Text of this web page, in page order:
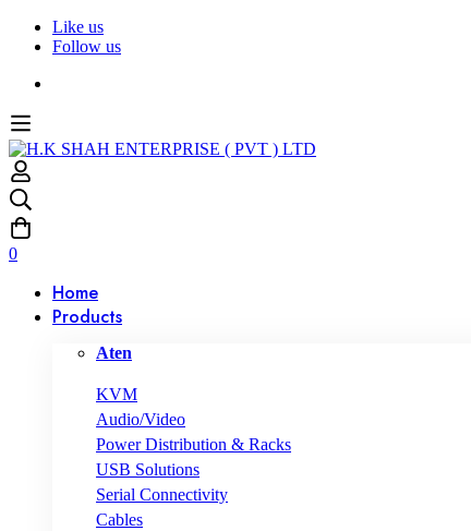
Like us
Follow us
0
Home
Products
Aten
KVM
Audio/Video
Power Distribution & Racks
USB Solutions
Serial Connectivity
Cables